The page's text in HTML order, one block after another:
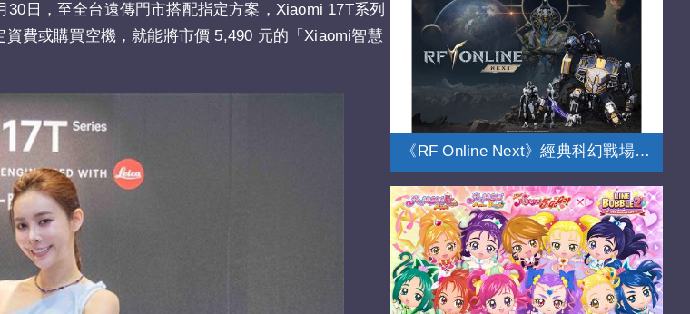
日，至全台遠傳門市搭配指定方案，Xiaomi 17T系列
費或購買空機，就能將市價 5,490 元的「Xiaomi智慧
《RF Online Next》經典科幻戰場全面進化